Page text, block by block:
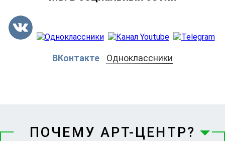
ВКонтакте Одноклассники
ПОЧЕМУ АРТ-ЦЕНТР?